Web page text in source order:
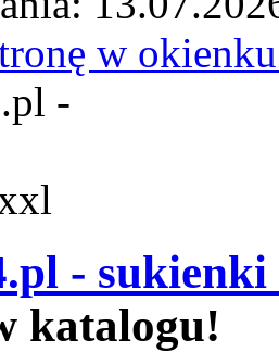
w
-
katalogu!